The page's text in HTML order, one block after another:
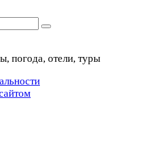
погода, отели, туры